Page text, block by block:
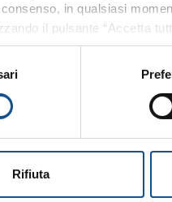
in qualsiasi
il pulsante “Accetta
la navigazione senza
ulteriori informazioni
costituisce parte integrante
Rifiuta